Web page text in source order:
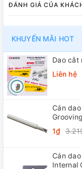
ĐÁNH GIÁ CỦA
KHUYẾN MÃI HOT
Dao cắt
Liên hệ
Cán
1₫
Cán
Internal